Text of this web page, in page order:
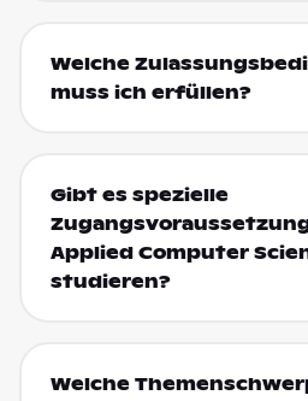
Welche
muss ich erfüllen?
Gibt es spezielle
Applied Computer
studieren?
Welche